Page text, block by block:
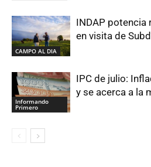
CAMPO AL DIA
INDAP potencia
en visita de
Informando
Primero
IPC de julio:
y se acerca a la